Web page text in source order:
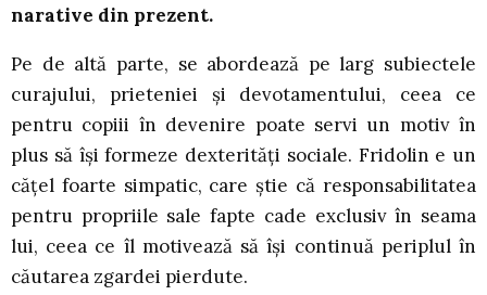
narative din prezent.
Pe de altă parte, se abordează pe larg subiectele
curajului, prieteniei și devotamentului, ceea ce
pentru copiii în devenire poate servi un motiv în
plus să își formeze dexterități sociale. Fridolin e un
cățel foarte simpatic, care știe că responsabilitatea
pentru propriile sale fapte cade exclusiv în seama
lui, ceea ce îl motivează să își continuă periplul în
căutarea zgardei pierdute.